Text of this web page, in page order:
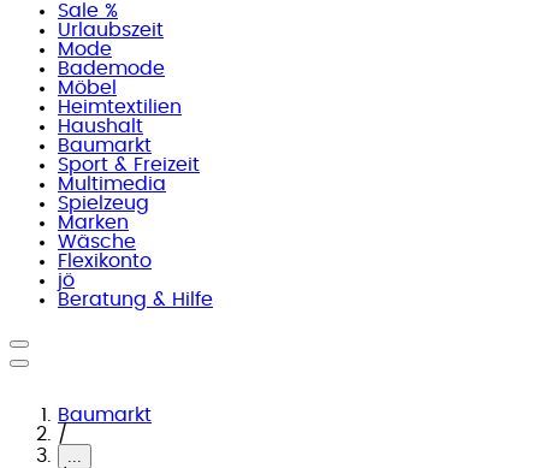
Sale %
Urlaubszeit
Mode
Bademode
Möbel
Heimtextilien
Haushalt
Baumarkt
Sport & Freizeit
Multimedia
Spielzeug
Marken
Wäsche
Flexikonto
jö
Beratung & Hilfe
Baumarkt
/
...